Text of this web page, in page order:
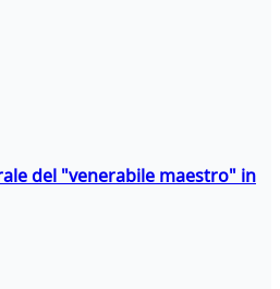
del "venerabile maestro" in